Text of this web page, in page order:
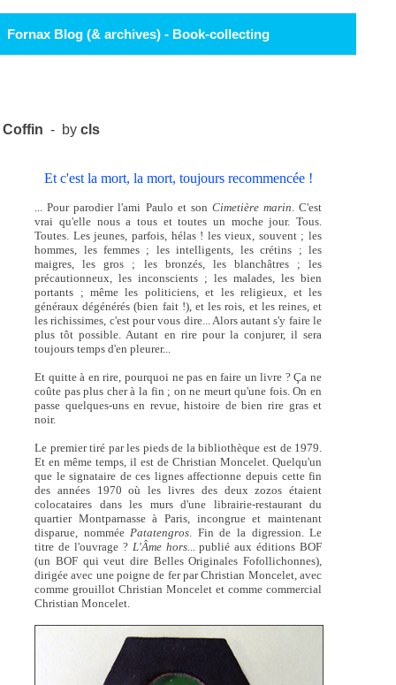
Fornax Blog (& archives) - Book-collecting
Coffin - bycls
Et c'est la mort, la mort, toujours recommencée !
... Pour parodier l'ami Paulo et son Cimetière marin. C'est
vrai qu'elle nous a tous et toutes un moche jour. Tous.
Toutes. Les jeunes, parfois, hélas ! les vieux, souvent ; les
hommes, les femmes ; les intelligents, les crétins ; les
maigres, les gros ; les bronzés, les blanchâtres ; les
précautionneux, les inconscients ; les malades, les bien
portants ; même les politiciens, et les religieux, et les
généraux dégénérés (bien fait !), et les rois, et les reines, et
les richissimes, c'est pour vous dire... Alors autant s'y faire le
plus tôt possible. Autant en rire pour la conjurer, il sera
toujours temps d'en pleurer...
Et quitte à en rire, pourquoi ne pas en faire un livre ? Ça ne
coûte pas plus cher à la fin ; on ne meurt qu'une fois. On en
passe quelques-uns en revue, histoire de bien rire gras et
noir.
Le premier tiré par les pieds de la bibliothèque est de 1979.
Et en même temps, il est de Christian Moncelet. Quelqu'un
que le signataire de ces lignes affectionne depuis cette fin
des années 1970 où les livres des deux zozos étaient
colocataires dans les murs d'une librairie-restaurant du
quartier Montparnasse à Paris, incongrue et maintenant
disparue, nomméePatatengros. Fin de la digression. Le
titre de l'ouvrage ? L'Âme hors... publié aux éditions BOF
(un BOF qui veut dire Belles Originales Fofollichonnes),
dirigée avec une poigne de fer par Christian Moncelet, avec
comme grouillot Christian Moncelet et comme commercial
Christian Moncelet.